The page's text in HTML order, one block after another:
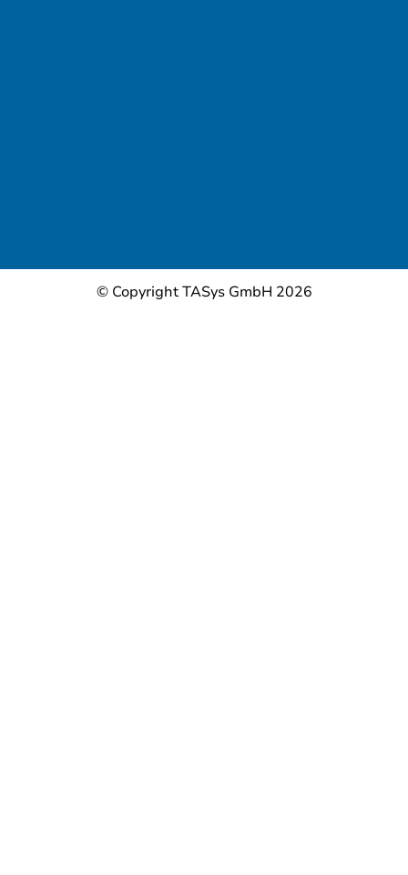
© Copyright TASys GmbH 2026